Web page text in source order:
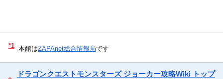
*1 本館はZAPAnet総合情報局です
ドラゴンクエストモンスターズ ジョーカー攻略Wiki トップ